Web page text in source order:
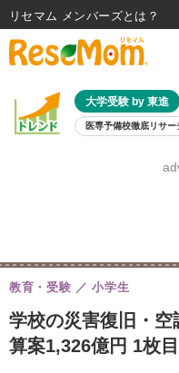
大学受験 by 東進
医専予備校徹底リサー
8月開
学校の災害復旧・
算案1,326億円 1枚
教育・受験 小学生
リセマム メンバーズ